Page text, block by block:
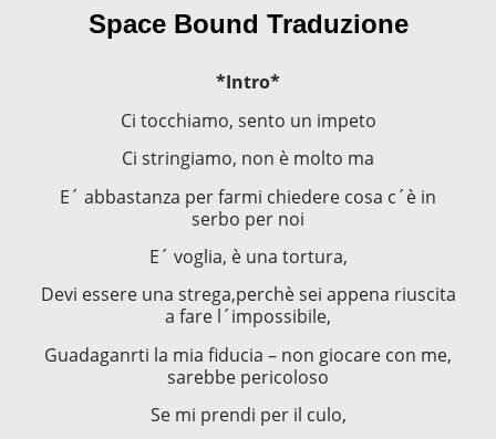
Space Bound Traduzione
*Intro*
Ci tocchiamo, sento un impeto
Ci stringiamo, non è molto ma
E´ abbastanza per farmi chiedere cosa c´è in
serbo per noi
E´ voglia, è una tortura,
Devi essere una strega,perchè sei appena riuscita
a fare l´impossibile,
Guadaganrti la mia fiducia – non giocare con me,
sarebbe pericoloso
Se mi prendi per il culo,